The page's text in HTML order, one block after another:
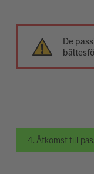
De
4. Åtkomst till